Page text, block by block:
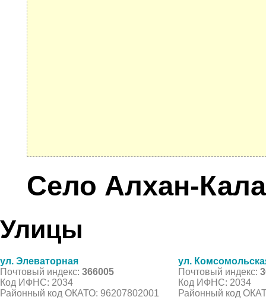
Село Алхан-Кала
Улицы
ул. Элеваторная
Почтовый индекс: 366005
Код ИФНС: 2034
Районный код ОКАТО: 96207802001
ул.
Почтовый индекс:
Код ИФНС: 2034
Районный код